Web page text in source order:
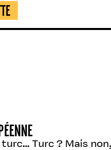
Turc ? Mais